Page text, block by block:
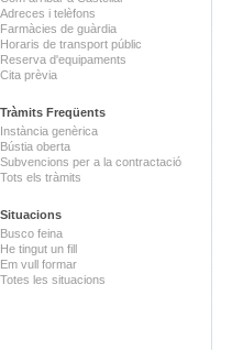
Adreces i telèfons
Farmàcies de guàrdia
Horaris de transport públic
Reserva d'equipaments
Cita prèvia
Tràmits Freqüents
Instància genèrica
Bústia oberta
Subvencions per a la contractació
Tots els tràmits
Situacions
Busco feina
He tingut un fill
Em vull formar
Totes les situacions